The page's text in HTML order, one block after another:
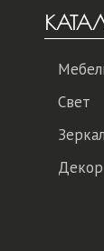
Свет
Декор